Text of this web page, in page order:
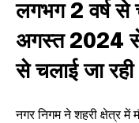
लगभग 2 वर्ष से
अगस्त 2024
से चलाई जा रही
नगर निगम ने शहरी क्षेत्र में